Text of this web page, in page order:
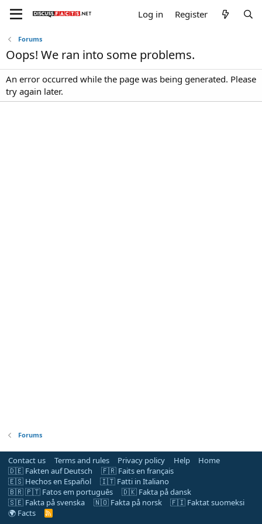
Log in Register
Forums
Oops! We ran into some problems.
An error occurred while the page was being generated. Please
try again later.
Forums
Contact us Terms and rules Privacy policy Help
Home
🇩🇪 Fakten auf Deutsch
🇫🇷 Faits en français
🇪🇸 Hechos en Español
🇮🇹 Fatti in Italiano
🇧🇷 🇵🇹 Fatos em português
🇩🇰 Fakta på dansk
🇸🇪 Fakta på svenska
🇳🇴 Fakta på norsk
🇫🇮 Faktat suomeksi
🌍 Facts
R